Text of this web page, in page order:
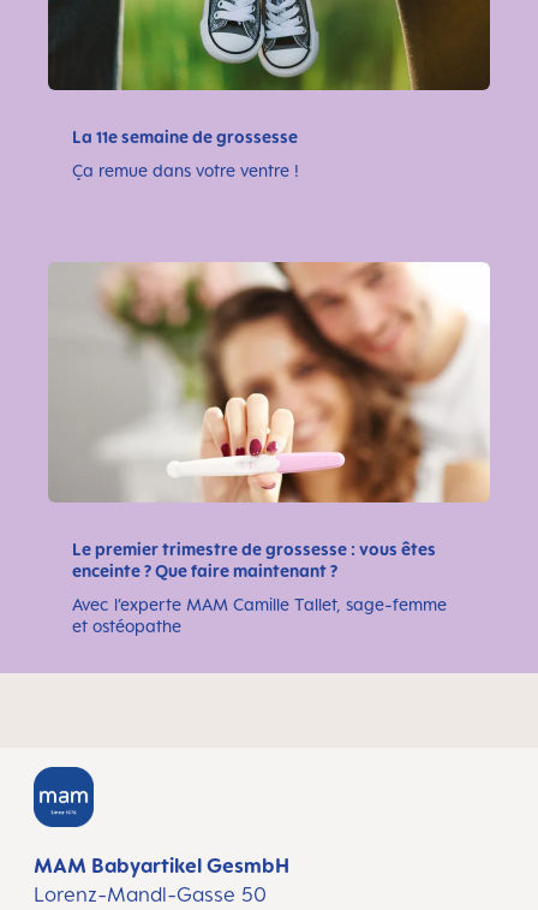
La 11e semaine de grossesse
Ça remue dans votre ventre !
Le premier trimestre de grossesse : vous êtes
enceinte ? Que faire maintenant ?
Avec l’experte MAM Camille Tallet, sage-femme
et ostéopathe
MAM Babyartikel GesmbH
Lorenz-Mandl-Gasse 50